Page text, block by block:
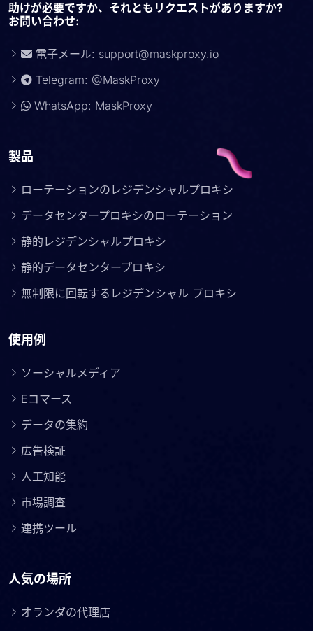
助けが必要ですか、それともリクエストがありますか?
お問い合わせ:
電子メール: support@maskproxy.io
Telegram: @MaskProxy
WhatsApp: MaskProxy
製品
ローテーションのレジデンシャルプロキシ
データセンタープロキシのローテーション
静的レジデンシャルプロキシ
静的データセンタープロキシ
無制限に回転するレジデンシャル プロキシ
使用例
ソーシャルメディア
Eコマース
データの集約
広告検証
人工知能
市場調査
連携ツール
人気の場所
オランダの代理店